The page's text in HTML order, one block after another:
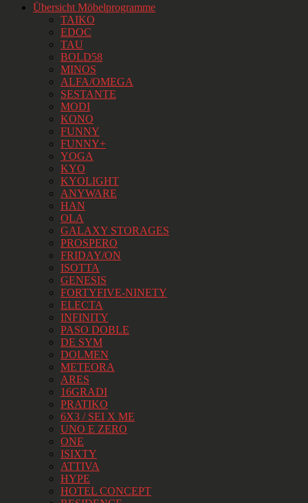
Übersicht Möbelprogramme
TAIKO
EDOC
TAU
BOLD58
MINOS
ALFA/OMEGA
SESTANTE
MODI
KONO
FUNNY
FUNNY+
YOGA
KYO
KYOLIGHT
ANYWARE
HAN
OLA
GALAXY STORAGES
PROSPERO
FRIDAY/ON
ISOTTA
GENESIS
FORTYFIVE-NINETY
ELECTA
INFINITY
PASO DOBLE
DE SYM
DOLMEN
METEORA
ARES
16GRADI
PRATIKO
6X3 / SEI X ME
UNO E ZERO
ONE
ISIXTY
ATTIVA
HYPE
HOTEL CONCEPT